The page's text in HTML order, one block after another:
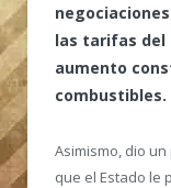
las tarifas del
aumento
combustibles.
Asimismo, dio
que el Estado le